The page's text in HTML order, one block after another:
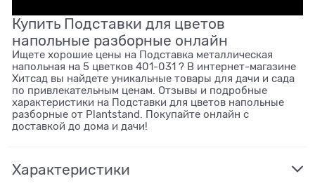
Купить Подставки для цветов
напольные разборные онлайн
Ищете хорошие цены на Подставка металлическая
напольная на 5 цветков 401-031 ? В интернет-магазине
Хитсад вы найдете уникальные товары для дачи и сада
по привлекательным ценам. Отзывы и подробные
характеристики на Подставки для цветов напольные
разборные от Plantstand. Покупайте онлайн с
доставкой до дома и дачи!
Характеристики